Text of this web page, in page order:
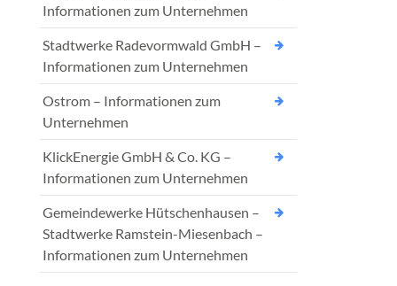
Informationen zum Unternehmen
Stadtwerke Radevormwald GmbH –
Informationen zum Unternehmen
Ostrom – Informationen zum
Unternehmen
KlickEnergie GmbH & Co. KG –
Informationen zum Unternehmen
Gemeindewerke Hütschenhausen –
Stadtwerke Ramstein-Miesenbach –
Informationen zum Unternehmen